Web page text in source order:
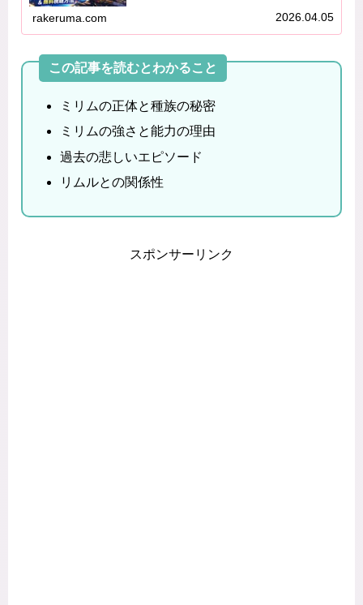
見る方法や、お得に楽しむコツも紹介するので、ぜひ
rakeruma.com 2026.04.05
この記事を読むとわかること
ミリムの正体と種族の秘密
ミリムの強さと能力の理由
過去の悲しいエピソード
リムルとの関係性
スポンサーリンク